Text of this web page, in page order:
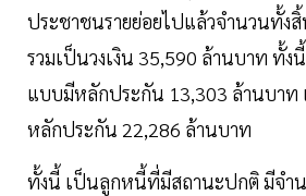
ประชาชนรายย่อยไปแล้วจำนวนทั้ง
รวมเป็นวงเงิน 35,590 ล้านบาท ทั้ง
แบบมีหลักประกัน 13,303 ล้านบาท
หลักประกัน 22,286 ล้านบาท
ทั้งนี้ เป็นลูกหนี้ที่มีสถานะปกติ มีจำ